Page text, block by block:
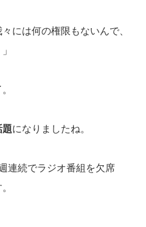
には何の権限もないんで、
題になりましたね。
連続でラジオ番組を欠席